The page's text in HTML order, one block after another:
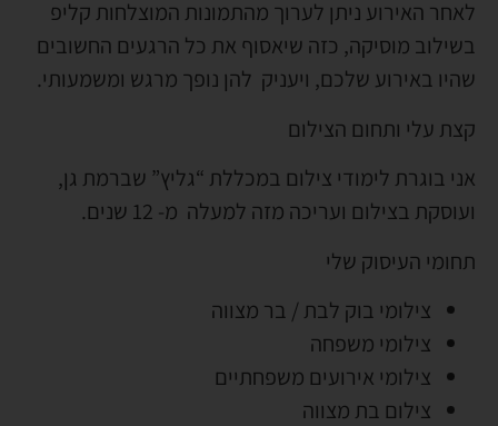
לאחר האירוע ניתן לערוך מהתמונות המוצלחות קליפ
בשילוב מוסיקה, כזה שיאסוף את כל הרגעים החשובים
שהיו באירוע שלכם, ויעניק להן נופך מרגש ומשמעותי.
קצת עלי ותחום הצילום
אני בוגרת לימודי צילום במכללת “גליץ” שברמת גן,
ועוסקת בצילום ועריכה מזה למעלה מ- 12 שנים.
תחומי העיסוק שלי
צילומי בוק לבת / בר מצווה
צילומי משפחה
צילומי אירועים משפחתיים
צילום בת מצווה